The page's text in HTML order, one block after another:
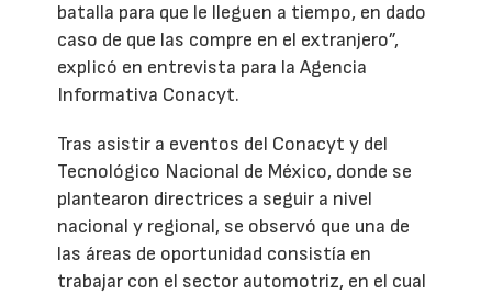
batalla para que le lleguen a tiempo, en dado
caso de que las compre en el extranjero”,
explicó en entrevista para la Agencia
Informativa Conacyt.
Tras asistir a eventos del Conacyt y del
Tecnológico Nacional de México, donde se
plantearon directrices a seguir a nivel
nacional y regional, se observó que una de
las áreas de oportunidad consistía en
trabajar con el sector automotriz, en el cual